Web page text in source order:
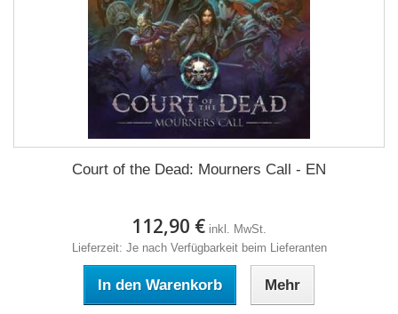
Court of the Dead: Mourners Call - EN
112,90 € inkl. MwSt.
Lieferzeit: Je nach Verfügbarkeit beim Lieferanten
In den Warenkorb Mehr